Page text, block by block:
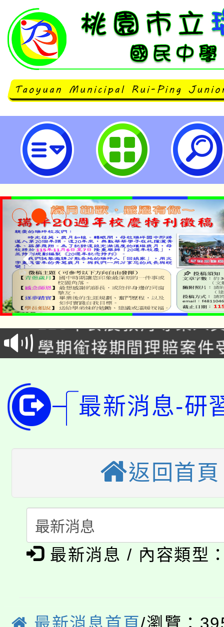
主旨：函轉桃園市童軍會辦理桃園
務員工作坊(一)－星象研習活動一
踴躍報名參加，請查照。-桃園市
淨零綠生活教案入校路
會
115年食農教育專業人
程
學期銜接期間理賠案件
版
公告本校115學年度第
代理(課)教師甄選結果(
「2026金融保險知識
車」活動
生本土語及新住民語歌
公告本校115學年度第
代理(課)教師甄選結果(
代理(課)教師甄選結果(
轉知中國文化大學推廣
《TA101》溝通分析基
淨零綠生活教案入校路
115年食農教育專業人
學籍身 分審查程序及
淨零綠領人才培育課程
最新消息-研
返回首頁
最新消息 / 內容類型
最新消息首頁/瀏覽：